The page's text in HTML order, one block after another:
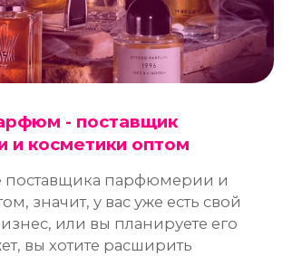
- поставщик
и косметики оптом
поставщика парфюмерии и
значит, у вас уже есть свой
или вы планируете его
вы хотите расширить